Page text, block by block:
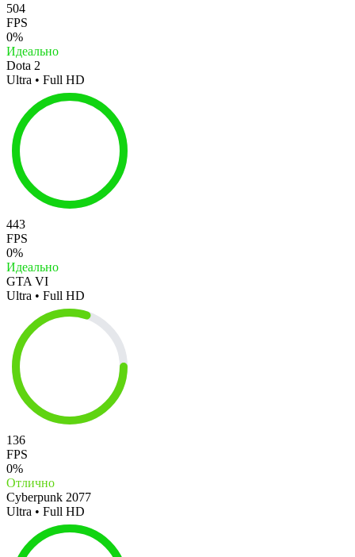
504
FPS
0%
Идеально
Dota 2
Ultra • Full HD
443
FPS
0%
Идеально
GTA VI
Ultra • Full HD
136
FPS
0%
Отлично
Cyberpunk 2077
Ultra • Full HD